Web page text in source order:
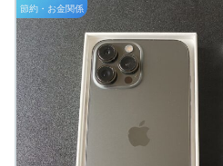
節約・お金関係